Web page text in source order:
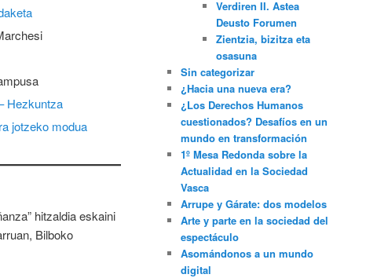
Hezkuntza
jotzeko modua
hitzaldia eskaini
Bilboko
Verdiren II. Astea
Deusto Forumen
Zientzia, bizitza eta
osasuna
Sin categorizar
¿Hacia una nueva era?
¿Los Derechos Humanos
cuestionados? Desafíos en un
mundo en transformación
1º Mesa Redonda sobre la
Actualidad en la Sociedad
Vasca
Arrupe y Gárate: dos modelos
Arte y parte en la sociedad del
espectáculo
Asomándonos a un mundo
digital